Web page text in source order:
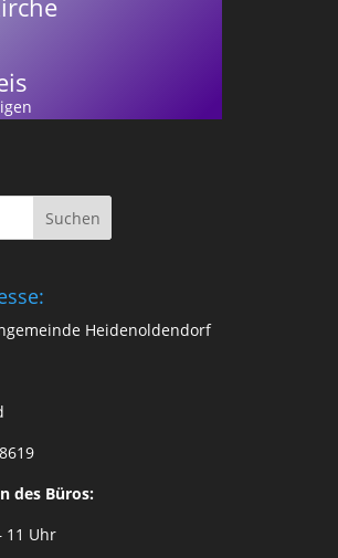
Heidenoldendorf
des Büros:
11 Uhr